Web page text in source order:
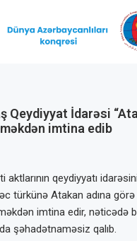
Qeydiyyat İdarəsi
imtina edib
aktlarının qeydiyyatı
türkünə Atakan adına
imtina edir, nəticədə
şəhadətnaməsiz qalıb.